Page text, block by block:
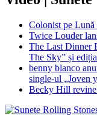
Colonist pe
Twice Louder
The Last Dinner
The Sky” și
benny blanco
single-ul „Joven
Becky Hill revine